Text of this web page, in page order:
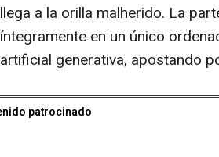
llega a la orilla malherido. La
íntegramente en un único
artificial generativa, apostando
patrocinado